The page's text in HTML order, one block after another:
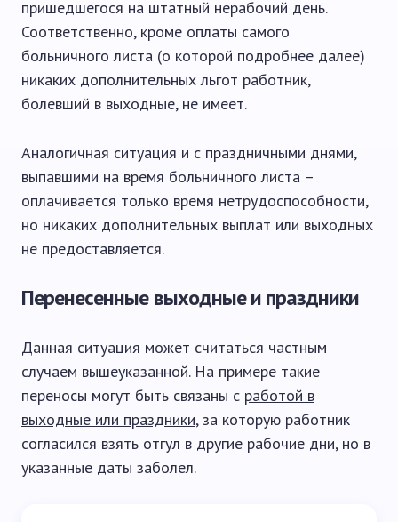
пришедшегося на штатный нерабочий день.
Соответственно, кроме оплаты самого
больничного листа (о которой подробнее далее)
никаких дополнительных льгот работник,
болевший в выходные, не имеет.
Аналогичная ситуация и с праздничными днями,
выпавшими на время больничного листа –
оплачивается только время нетрудоспособности,
но никаких дополнительных выплат или выходных
не предоставляется.
Перенесенные выходные и праздники
Данная ситуация может считаться частным
случаем вышеуказанной. На примере такие
переносы могут быть связаны с работой в
выходные или праздники, за которую работник
согласился взять отгул в другие рабочие дни, но в
указанные даты заболел.